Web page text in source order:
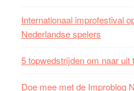
Internationaal improfestival
Nederlandse spelers
5 topwedstrijden om naar uit
Doe mee met de Improblog